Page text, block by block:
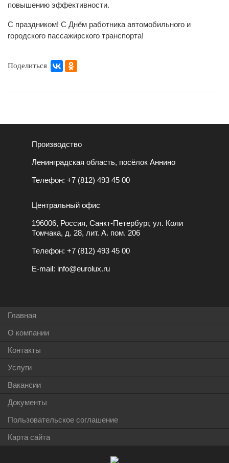
повышению эффективности.
С праздником! С Днём работника автомобильного и
городского пассажирского транспорта!
Поделиться
Производство
Ленинградская область, посёлок Аннино
Телефон: +7 (812) 493 45 00
Центральный офис
196006, Россия, Санкт-Петербург, ул. Коли
Томчака, д. 28, лит. А. пом. 206
Телефон: +7 (812) 493 45 00
E-mail: info@eurolux.ru
Главная
О компании
Контакты
Услуги
Вакансии
Документы
Пользовательское соглашение
Карта сайта